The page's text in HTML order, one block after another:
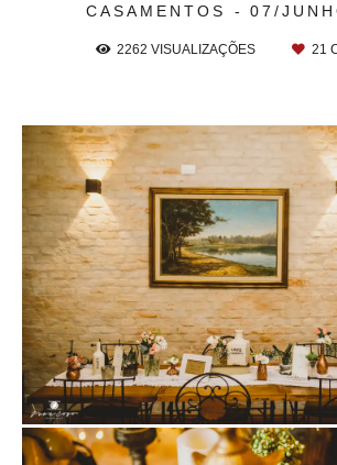
CASAMENTOS 07/
2262 VISUALIZAÇÕES 21